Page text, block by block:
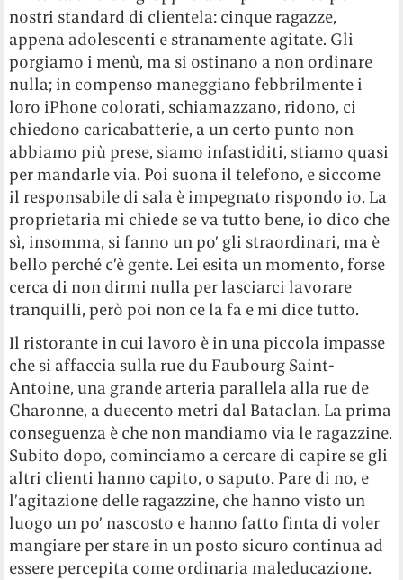
nostri standard di clientela: cinque ragazze,
appena adolescenti e stranamente agitate. Gli
porgiamo i menù, ma si ostinano a non ordinare
nulla; in compenso maneggiano febbrilmente i
loro iPhone colorati, schiamazzano, ridono, ci
chiedono caricabatterie, a un certo punto non
abbiamo più prese, siamo infastiditi, stiamo quasi
per mandarle via. Poi suona il telefono, e siccome
il responsabile di sala è impegnato rispondo io. La
proprietaria mi chiede se va tutto bene, io dico che
sì, insomma, si fanno un po’ gli straordinari, ma è
bello perché c’è gente. Lei esita un momento, forse
cerca di non dirmi nulla per lasciarci lavorare
tranquilli, però poi non ce la fa e mi dice tutto.
Il ristorante in cui lavoro è in una piccola impasse
che si affaccia sulla rue du Faubourg Saint-
Antoine, una grande arteria parallela alla rue de
Charonne, a duecento metri dal Bataclan. La prima
conseguenza è che non mandiamo via le ragazzine.
Subito dopo, cominciamo a cercare di capire se gli
altri clienti hanno capito, o saputo. Pare di no, e
l’agitazione delle ragazzine, che hanno visto un
luogo un po’ nascosto e hanno fatto finta di voler
mangiare per stare in un posto sicuro continua ad
essere percepita come ordinaria maleducazione.